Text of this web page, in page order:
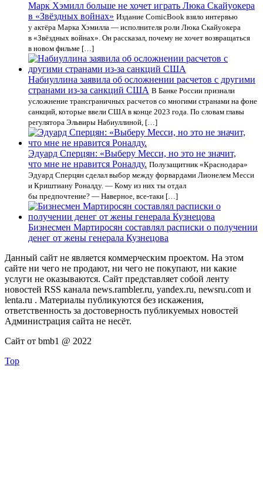
Марк Хэмилл больше не хочет играть Люка Скайуокера
в «Звёздных войнах» Издание ComicBook взяло интервью
у актёра Марка Хэмилла — исполнителя роли Люка Скайуокера
в «Звёздных войнах». Он рассказал, почему не хочет возвращаться
в новом фильме […]
Набиуллина заявила об осложнении расчетов с другими
странами из-за санкций США В Банке России признали
усложнение трансграничных расчетов со многими странами на фоне
санкций, которые ввели США в конце 2023 года. По словам главы
регулятора Эльвиры Набиуллиной, […]
Эдуард Сперцян: «Выберу Месси, но это не значит,
что мне не нравится Роналду. Полузащитник «Краснодара»
Эдуард Сперцян сделал выбор между форвардами Лионелем Месси
и Криштиану Роналду. — Кому из них ты отдал
бы предпочтение? — Наверное, все-таки […]
Бизнесмен Мартиросян составлял расписки о получении
денег от жены генерала Кузнецова
Данный сайт не является коммерческим проектом. На этом
сайте ни чего не продают, ни чего не покупают, ни какие
услуги не оказываются. Сайт представляет собой ленту
новостей RSS канала news.rambler.ru, yandex.ru, newsru.com и
lenta.ru . Материалы публикуются без искажения,
ответственность за достоверность публикуемых новостей
Администрация сайта не несёт.
Сайт от bmb1 @ 2022
Top